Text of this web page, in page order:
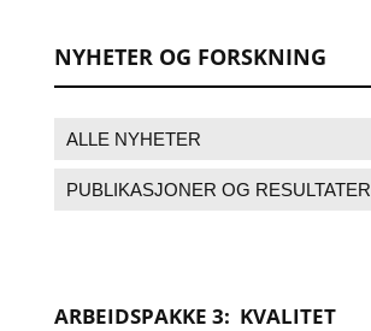
NYHETER OG FORSKNING
ALLE NYHETER
PUBLIKASJONER OG RESULTATER
ARBEIDSPAKKE 3: KVALITET